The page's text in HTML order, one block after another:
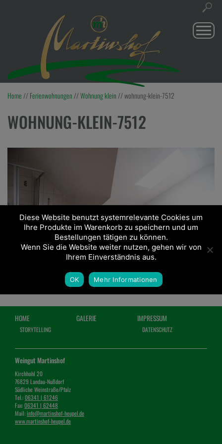
Home // Ferienwohnungen //Wohnung klein //wohnung-klein-7512
WOHNUNG-KLEIN-7512
HOME
STORYTELLING
GALERIE IMPRESSUM
DATENSCHUTZ
Weingut Martinshof
Kirchhohl 20
76829 Landau-Nußdorf
Südliche Weinstraße/Pfalz
Tel.:06341 | 61246
Fax:06341 | 62448
Mail:info@martinshof-heupel.de
www.martinshof-heupel.de
Diese Website benutzt systemrelevante Cookies um
Ihre Produkte im Warenkorb zu speichern und um
Bestellungen tätigen zu können.
Wenn Sie die Website weiter nutzen, gehen wir von
Ihrem Einverständnis aus.
OK Mehr Informationen